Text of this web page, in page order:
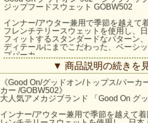
ジップフードスウェット GOBW502
インナー/アウター兼用で季節を越えて
フレンチテリースウェットを使用し、
フィットするスタンダードなパターン
ディテールにまでこだわった、ベーシ
プパーカ。
頑強なワークウエアを生み出していた
ンテージスウェットパーカを彷彿とさ
味のある仕上がりとなっています。
着丈、身幅、袖丈、ともにスッキリと短
脇の下にかけてのシルエットを少し絞り
体的にシャープでスリムになるように
のパターンもやや細身になっていてラ
▼ 商品説明の続きを
《Good On/グッドオン/トップス/パーカ
カー /GOBW502》
大人気アメカジブランド 「Good On グ
インナー/アウター兼用で季節を越えて